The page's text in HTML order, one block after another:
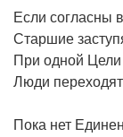
Если согласны
Старшие
При одной
Люди
Пока нет